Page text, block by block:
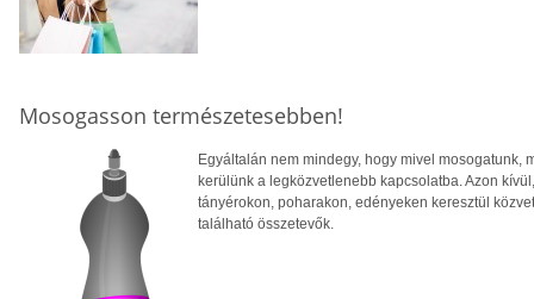
Mosogasson természetesebben!
Egyáltalán nem mindegy, hogy mivel mosogatunk,
kerülünk a legközvetlenebb kapcsolatba. Azon
tányérokon, poharakon, edényeken keresztül
található összetevők.